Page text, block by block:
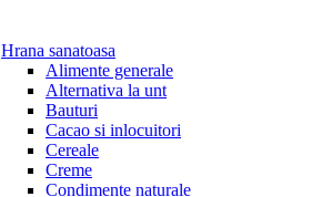
Hrana sanatoasa
Alimente generale
Alternativa la unt
Bauturi
Cacao si inlocuitori
Cereale
Creme
Condimente naturale